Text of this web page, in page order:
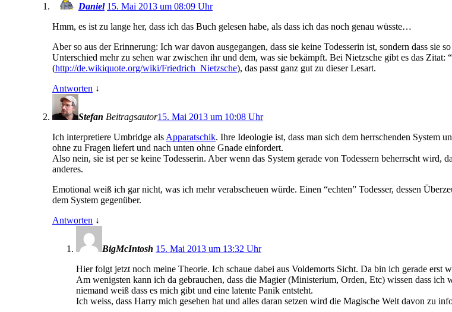
Daniel 15. Mai 2013 um 08:09 Uhr
Hmm, es ist zu lange her, dass ich das Buch gelesen habe, als dass ich das noch genau wüsste…
Aber so aus der Erinnerung: Ich war davon ausgegangen, dass sie keine Todesserin ist, sondern dass sie
Unterschied mehr zu sehen war zwischen ihr und dem, was sie bekämpft. Bei Nietzsche gibt es das
(http://de.wikiquote.org/wiki/Friedrich_Nietzsche), das passt ganz gut zu dieser Lesart.
Antworten ↓
Stefan Beitragsautor15. Mai 2013 um 10:08 Uhr
Ich interpretiere Umbridge als Apparatschik. Ihre Ideologie ist, dass man sich dem herrschenden System
ohne zu Fragen liefert und nach unten ohne Gnade einfordert.
Also nein, sie ist per se keine Todesserin. Aber wenn das System gerade von Todessern beherrscht
anderes.
Emotional weiß ich gar nicht, was ich mehr verabscheuen würde. Einen “echten” Todesser, dessen
dem System gegenüber.
Antworten ↓
BigMcIntosh 15. Mai 2013 um 13:32 Uhr
Hier folgt jetzt noch meine Theorie. Ich schaue dabei aus Voldemorts Sicht. Da bin ich gerade erst
Am wenigsten kann ich da gebrauchen, dass die Magier (Ministerium, Orden, Etc) wissen dass
niemand weiß dass es mich gibt und eine latente Panik entsteht.
Ich weiss, dass Harry mich gesehen hat und alles daran setzen wird die Magische Welt davon zu